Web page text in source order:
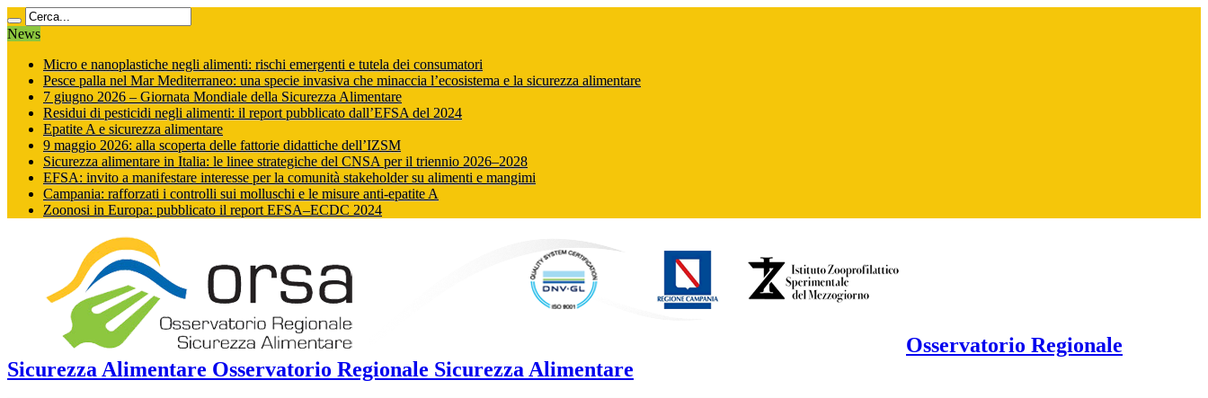
News
Micro e nanoplastiche negli alimenti: rischi emergenti e tutela dei consumatori
Pesce palla nel Mar Mediterraneo: una specie invasiva che minaccia l’ecosistema e la sicurezza alimentare
7 giugno 2026 – Giornata Mondiale della Sicurezza Alimentare
Residui di pesticidi negli alimenti: il report pubblicato dall’EFSA del 2024
Epatite A e sicurezza alimentare
9 maggio 2026: alla scoperta delle fattorie didattiche dell’IZSM
Sicurezza alimentare in Italia: le linee strategiche del CNSA per il triennio 2026–2028
EFSA: invito a manifestare interesse per la comunità stakeholder su alimenti e mangimi
Campania: rafforzati i controlli sui molluschi e le misure anti‑epatite A
Zoonosi in Europa: pubblicato il report EFSA–ECDC 2024
Osservatorio Regionale
Sicurezza Alimentare Osservatorio Regionale Sicurezza Alimentare